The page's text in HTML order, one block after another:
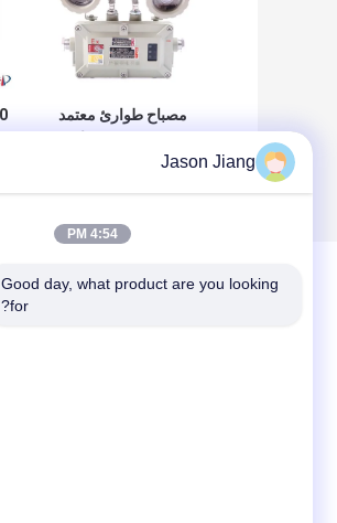
مصباح طوارئ معتمد
للاشتعال مع منطقةJason Jiang
4:54 PM
Good day, what product are you looking
for?